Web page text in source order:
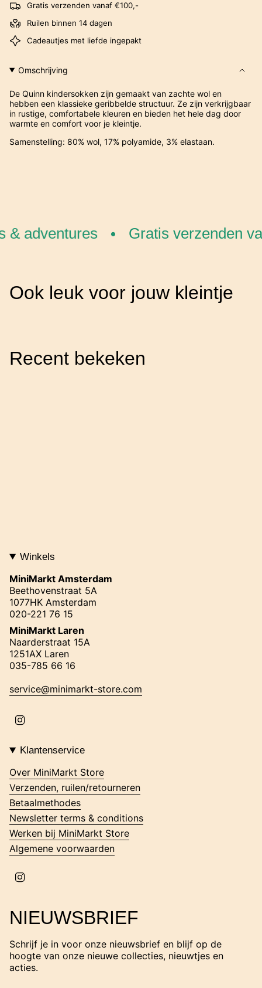
Gratis verzenden vanaf €100,-
Ruilen binnen 14 dagen
Cadeautjes met liefde ingepakt
Omschrijving
De Quinn kindersokken zijn gemaakt van zachte wol en
hebben een klassieke geribbelde structuur. Ze zijn verkrijgbaar
in rustige, comfortabele kleuren en bieden het hele dag door
warmte en comfort voor je kleintje.
Samenstelling: 80% wol, 17% polyamide, 3% elastaan.
adventures Gratis verzenden
Ook leuk voor jouw kleintje
Recent bekeken
Winkels
MiniMarkt Amsterdam
Beethovenstraat 5A
1077HK Amsterdam
020-221 76 15
MiniMarkt Laren
Naarderstraat 15A
1251AX Laren
035-785 66 16
service@minimarkt-store.com
t
g
r
a
Klantenservice
Over MiniMarkt Store
Verzenden, ruilen/retourneren
Betaalmethodes
Newsletter terms & conditions
Werken bij MiniMarkt Store
Algemene voorwaarden
g
a
m
NIEUWSBRIEF
Schrijf je in voor onze nieuwsbrief en blijf op de
hoogte van onze nieuwe collecties, nieuwtjes en
acties.